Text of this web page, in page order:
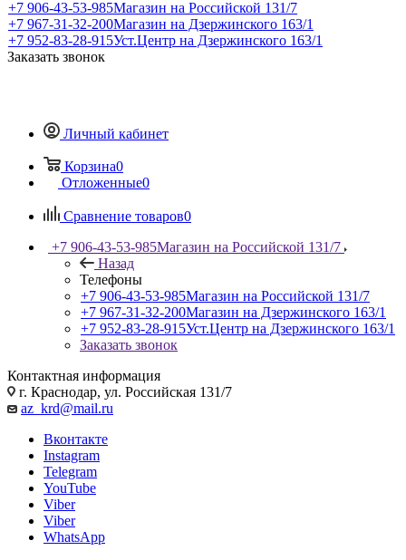
+7 906-43-53-985Магазин на Российской 131/7
+7 967-31-32-200Магазин на Дзержинского 163/1
+7 952-83-28-915Уст.Центр на Дзержинского 163/1
Заказать звонок
Личный кабинет
Корзина0
Отложенные0
Сравнение товаров0
+7 906-43-53-985Магазин на Российской 131/7
Назад
Телефоны
+7 906-43-53-985Магазин на Российской 131/7
+7 967-31-32-200Магазин на Дзержинского 163/1
+7 952-83-28-915Уст.Центр на Дзержинского 163/1
Заказать звонок
Контактная информация
г. Краснодар, ул. Российская 131/7
az_krd@mail.ru
Вконтакте
Instagram
Telegram
YouTube
Viber
Viber
WhatsApp